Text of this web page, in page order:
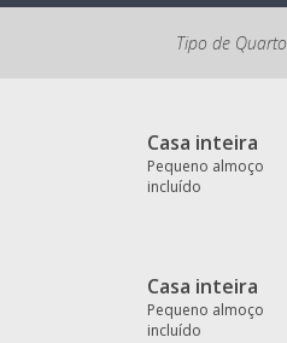
Tipo de Quarto
Casa inteira
Pequeno almoço
incluído
Casa inteira
Pequeno almoço
incluído